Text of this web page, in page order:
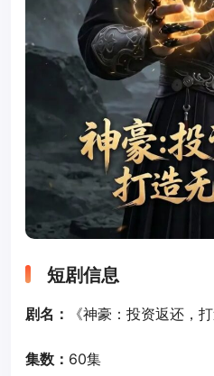
短剧信息
剧名： 《神豪：投资返还，
集数： 60集